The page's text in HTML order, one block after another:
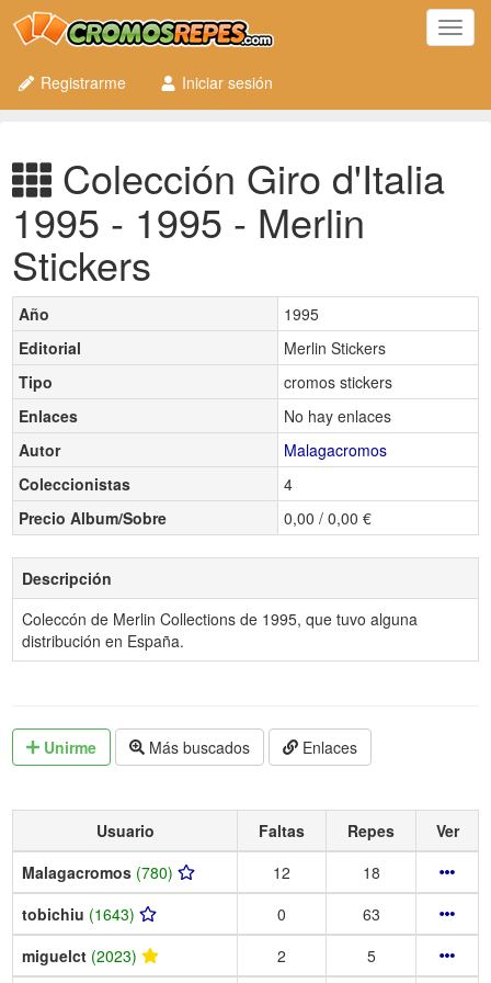
Registrarme
Iniciar sesión
Colección Giro d'Italia
1995 - 1995 - Merlin
Stickers
Año
1995
Editorial
Merlin Stickers
Tipo
cromos stickers
Enlaces
No hay enlaces
Autor
Malagacromos
Coleccionistas
4
Precio Album/Sobre
0,00 / 0,00 €
Descripción
Coleccón de Merlin Collections de 1995, que tuvo alguna
distribución en España.
Unirme Más buscados Enlaces
Usuario Faltas Repes
Ver
Malagacromos (780) 12
18
tobichiu (1643) 0
63
miguelct (2023) 2 5